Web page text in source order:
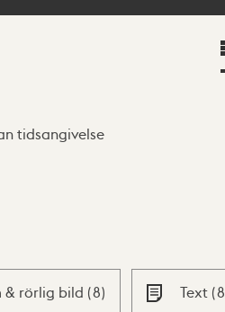
tidsangivelse
& rörlig bild (8) Text (8